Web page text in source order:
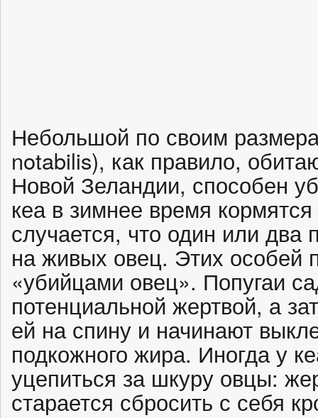
Небольшой по своим
notabilis), как правило,
Новой Зеландии, способен
кеа в зимнее время
случается, что один или два
на живых овец. Этих особей
«убийцами овец». Попугаи
потенциальной жертвой, а
ей на спину и начинают
подкожного жира. Иногда у
уцепиться за шкуру овцы:
старается сбросить с себя